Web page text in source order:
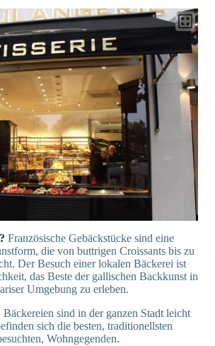
Französische Gebäckstücke sind eine
die von buttrigen Croissants bis zu
Der Besuch einer lokalen Bäckerei ist
das Beste der gallischen Backkunst in
Umgebung zu erleben.
Bäckereien sind in der ganzen Stadt leicht
sich die besten, traditionellsten
Wohngegenden.